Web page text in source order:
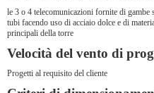
le 3 o 4 telecomunicazioni fornite di
tubi facendo uso di acciaio dolce e di
principali della torre
Velocità del vento di
Progetti al requisito del cliente